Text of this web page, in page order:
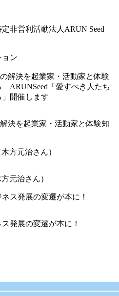
定非営利活動法人ARUN Seed
ョン
決を起業家・活動家と体験知
元治さん）
発展の変遷が本に！